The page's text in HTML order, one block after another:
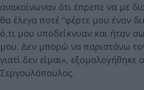
ανακοίνωναν ότι έπρεπε να με
θα έλεγα ποτέ “φέρτε μου έναν
ό,τι μου υποδείκνυαν και ήταν
μου. Δεν μπορώ να παριστάνω
γιατί δεν είμαι», εξομολογήθηκε
Σεργουλόπουλος.